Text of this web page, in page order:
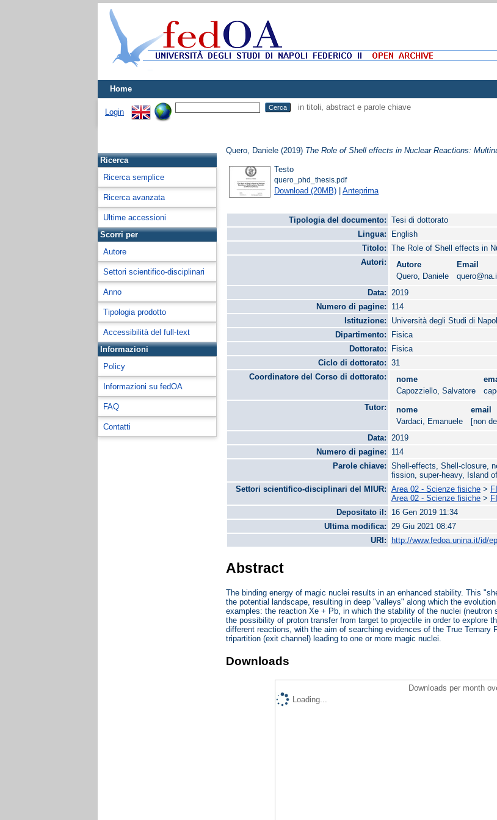
Home
Login
in titoli, abstract e parole chiave
Ricerca
Ricerca semplice
Ricerca avanzata
Ultime accessioni
Scorri per
Autore
Settori scientifico-disciplinari
Anno
Tipologia prodotto
Accessibilità del full-text
Informazioni
Policy
Informazioni su fedOA
FAQ
Contatti
Quero, Daniele (2019) The Role of Shell effects in Nuclear Reactions:
Testo
quero_phd_thesis.pdf
Download (20MB) |Anteprima
Tipologia del documento:
Tesi di dottorato
Lingua:
English
Titolo:
The Role of Shell effects in
Autori:
Autore
Email
Quero, Daniele
Data:
2019
Numero di pagine:
114
Istituzione:
Università degli Studi di
Dipartimento:
Fisica
Dottorato:
Fisica
Ciclo di dottorato:
31
Coordinatore del Corso di dottorato:
nome
Capozziello, Salvatore
Tutor:
nome
email
Vardaci, Emanuele
[non
Data:
2019
Numero di pagine:
114
Parole chiave:
Shell-effects, Shell-closure,
fission, super-heavy, Island
Settori scientifico-disciplinari del MIUR:
Area 02 - Scienze fisiche >
Area 02 - Scienze fisiche >
Depositato il:
16 Gen 2019 11:34
Ultima modifica:
29 Giu 2021 08:47
URI:
http://www.fedoa.unina.it/id/
Abstract
The binding energy of magic nuclei results in an enhanced stability. This
the potential landscape, resulting in deep "valleys" along which the
examples: the reaction Xe + Pb, in which the stability of the nuclei
the possibility of proton transfer from target to projectile in order to explore
different reactions, with the aim of searching evidences of the True
tripartition (exit channel) leading to one or more magic nuclei.
Downloads
Downloads per month
Loading...